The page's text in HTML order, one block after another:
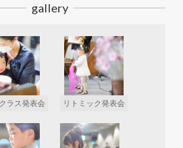
gallery
ラス発表会 リトミック発表会